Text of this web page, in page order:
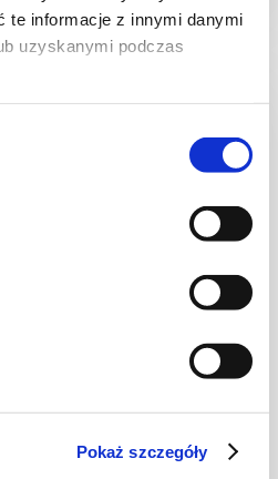
te informacje z innymi danymi
uzyskanymi podczas
Pokaż szczegóły